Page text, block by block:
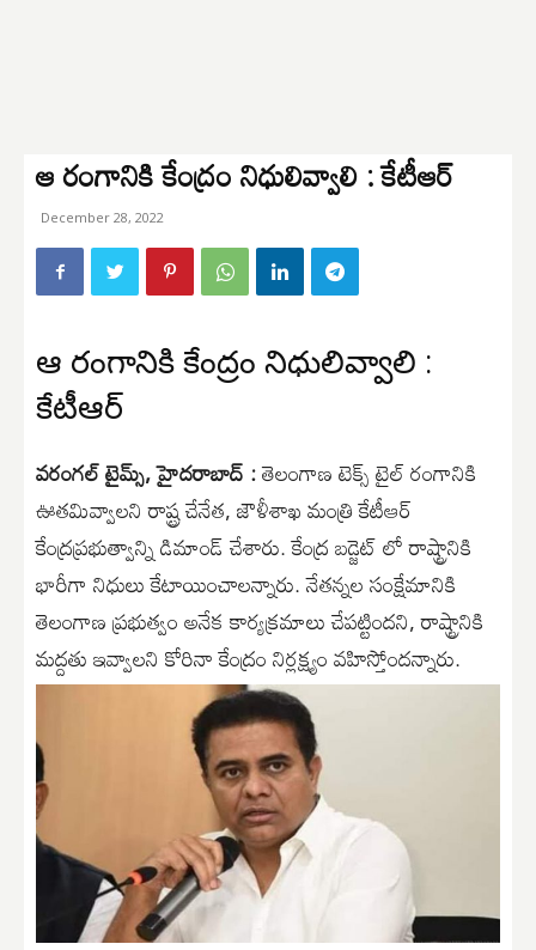
ఆ రంగానికి కేంద్రం నిధులివ్వాలి : కేటీఆర్
December 28, 2022
ఆ రంగానికి కేంద్రం నిధులివ్వాలి :
కేటీఆర్
వరంగల్ టైమ్స్, హైదరాబాద్ :తెలంగాణ టెక్స్ టైల్ రంగానికి
ఊతమివ్వాలని రాష్ట్ర చేనేత, జౌళీశాఖ మంత్రి కేటీఆర్
కేంద్రప్రభుత్వాన్ని డిమాండ్ చేశారు. కేంద్ర బడ్జెట్ లో రాష్ట్రానికి
భారీగా నిధులు కేటాయించాలన్నారు. నేతన్నల సంక్షేమానికి
తెలంగాణ ప్రభుత్వం అనేక కార్యక్రమాలు చేపట్టిందని, రాష్ట్రానికి
మద్దతు ఇవ్వాలని కోరినా కేంద్రం నిర్లక్ష్యం వహిస్తోందన్నారు.